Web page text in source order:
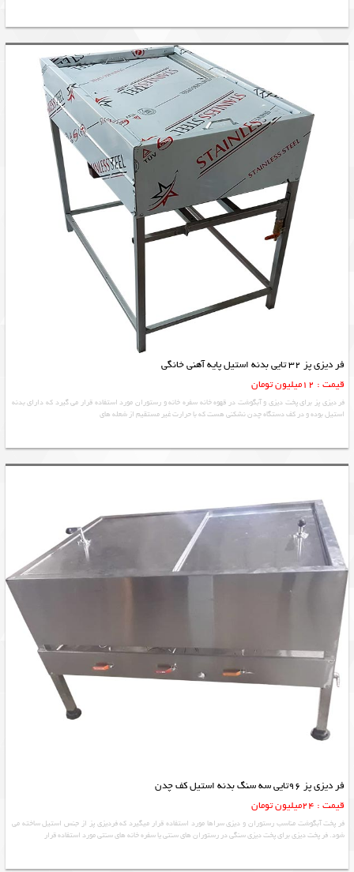
فر دیزی پز 32 تایی بدنه استیل پایه آهنی خانگی
قیمت : 12میلیون تومان
فر دیزی پز برای پخت دیزی و آبگوشت در قهوه خانه سفره خانه و رستوران مورد استفاده قرار می گیرد که دارای بدنه
استیل بوده و در کف دستگاه چدن نشکنی هست که با حرارت غیر مستقیم از شعله های
فر دیزی پز 96تایی سه سنگ بدنه استیل کف چدن
قیمت : 24میلیون تومان
فر پخت آبگوشت مناسب رستوران و دیزی سراها مورد استفاده قرار میگیرد که فردیزی پز از جنس استیل ساخته می
شود. فر پخت دیزی برای پخت دیزی سنگی در رستوران های سنتی یا سفره خانه های سنتی مورد استفاده قرار